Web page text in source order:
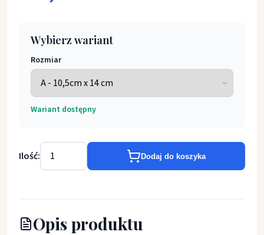
Wybierz wariant
Rozmiar
Wariant dostępny
Ilość: Dodaj do koszyka
Opis produktu